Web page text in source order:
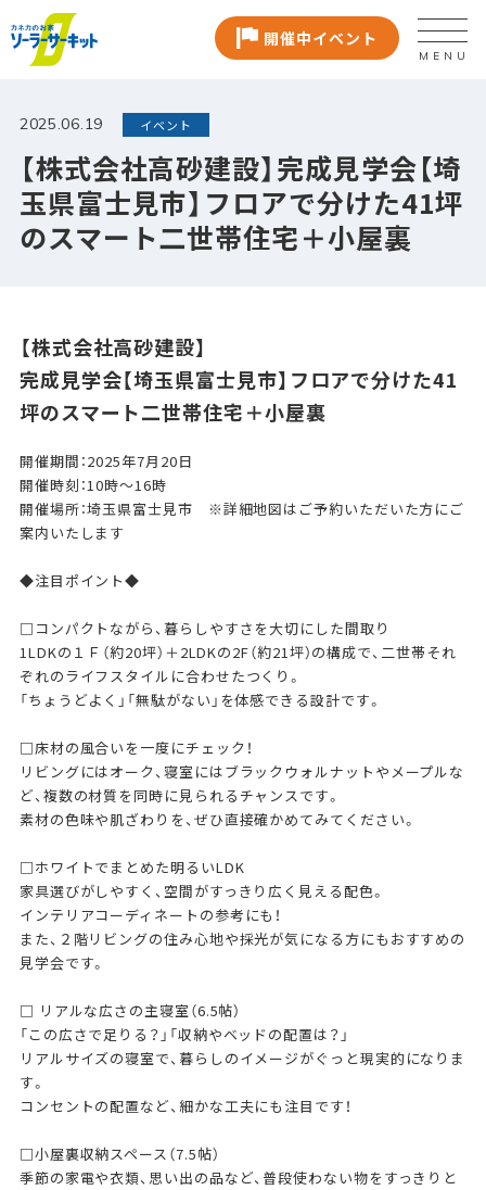
開催中イベント
MENU
2025.06.19 イベント
【株式会社高砂建設】完成見学会【埼
玉県富士見市】フロアで分けた41坪
のスマート二世帯住宅＋小屋裏
【株式会社高砂建設】
完成見学会【埼玉県富士見市】フロアで分けた41
坪のスマート二世帯住宅＋小屋裏
開催期間：2025年7月20日
開催時刻：10時～16時
開催場所：埼玉県富士見市 ※詳細地図はご予約いただいた方にご
案内いたします
◆注目ポイント◆
□コンパクトながら、暮らしやすさを大切にした間取り
1LDKの１Ｆ（約20坪）＋2LDKの2F（約21坪）の構成で、二世帯それ
ぞれのライフスタイルに合わせたつくり。
「ちょうどよく」「無駄がない」を体感できる設計です。
□床材の風合いを一度にチェック！
リビングにはオーク、寝室にはブラックウォルナットやメープルな
ど、複数の材質を同時に見られるチャンスです。
素材の色味や肌ざわりを、ぜひ直接確かめてみてください。
□ホワイトでまとめた明るいLDK
家具選びがしやすく、空間がすっきり広く見える配色。
インテリアコーディネートの参考にも！
また、２階リビングの住み心地や採光が気になる方にもおすすめの
見学会です。
□ リアルな広さの主寝室（6.5帖）
「この広さで足りる？」「収納やベッドの配置は？」
リアルサイズの寝室で、暮らしのイメージがぐっと現実的になりま
す。
コンセントの配置など、細かな工夫にも注目です！
□小屋裏収納スペース（7.5帖）
季節の家電や衣類、思い出の品など、普段使わない物をすっきりと